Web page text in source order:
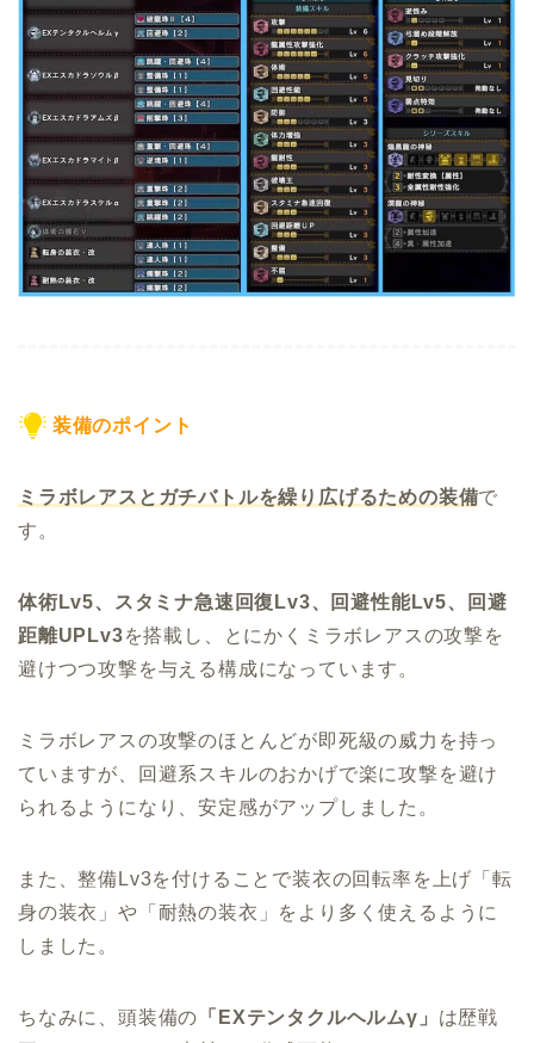
装備のポイント
ミラボレアスとガチバトルを繰り広げるための装備で
す。
体術Lv5、スタミナ急速回復Lv3、回避性能Lv5、回避
距離UPLv3を搭載し、とにかくミラボレアスの攻撃を
避けつつ攻撃を与える構成になっています。
ミラボレアスの攻撃のほとんどが即死級の威力を持っ
ていますが、回避系スキルのおかげで楽に攻撃を避け
られるようになり、安定感がアップしました。
また、整備Lv3を付けることで装衣の回転率を上げ「転
身の装衣」や「耐熱の装衣」をより多く使えるように
しました。
ちなみに、頭装備の 「EXテンタクルヘルムγ」 は歴戦